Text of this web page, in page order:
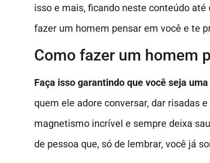
isso e mais, ficando neste conteúdo
fazer um homem pensar em você e te
Como fazer um homem
Faça isso garantindo que você seja
quem ele adore conversar, dar risadas
magnetismo incrível e sempre deixa
de pessoa que, só de lembrar, você já